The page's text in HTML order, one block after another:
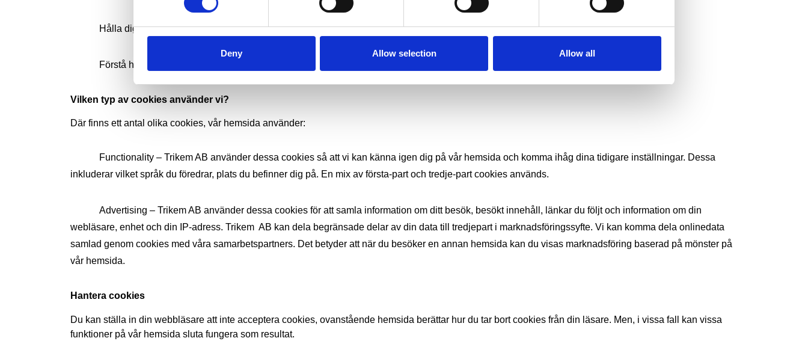
information about your use of our site with our social media, advertising and analytics partners who may combine it with
other information that you’ve provided to them or that they’ve collected from your use of their services.
Deny Allow selection Allow all
Hålla dig inloggad
Förstå hur du använder vår hemsida
Vilken typ av cookies använder vi?
Där finns ett antal olika cookies, vår hemsida använder:
Functionality – Trikem AB använder dessa cookies så att vi kan känna igen dig på vår hemsida och komma ihåg dina tidigare inställningar. Dessa
inkluderar vilket språk du föredrar, plats du befinner dig på. En mix av första-part och tredje-part cookies används.
Advertising – Trikem AB använder dessa cookies för att samla information om ditt besök, besökt innehåll, länkar du följt och information om din
webläsare, enhet och din IP-adress. Trikem  AB kan dela begränsade delar av din data till tredjepart i marknadsföringssyfte. Vi kan komma dela onlinedata
samlad genom cookies med våra samarbetspartners. Det betyder att när du besöker en annan hemsida kan du visas marknadsföring baserad på mönster på
vår hemsida.
Hantera cookies
Du kan ställa in din webbläsare att inte acceptera cookies, ovanstående hemsida berättar hur du tar bort cookies från din läsare. Men, i vissa fall kan vissa
funktioner på vår hemsida sluta fungera som resultat.